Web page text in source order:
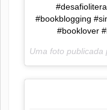
#bookblogging
#booklover